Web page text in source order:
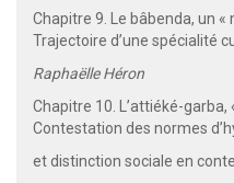
Chapitre 9. Le bâbenda, un
Trajectoire d’une spécialité
Raphaëlle Héron
Chapitre 10. L’attiéké-garba,
Contestation des normes
et distinction sociale en